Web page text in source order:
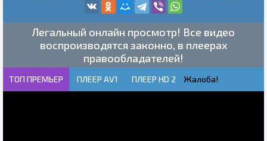
Легальный онлайн просмотр! Все видео
воспроизводятся законно, в плеерах
правообладателей!
ТОП ПРЕМЬЕР ПЛЕЕР AV1 ПЛЕЕР HD 2 Жалоба!